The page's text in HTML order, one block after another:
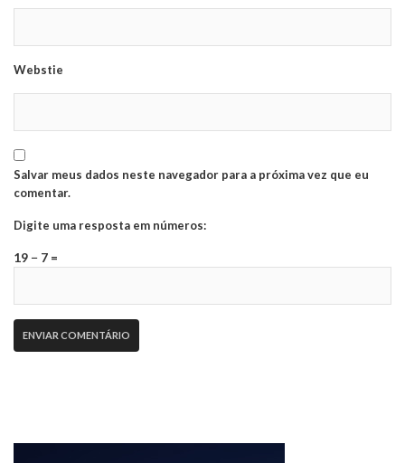
Webstie
Salvar meus dados neste navegador para a próxima vez que eu
comentar.
Digite uma resposta em números:
19 − 7 =